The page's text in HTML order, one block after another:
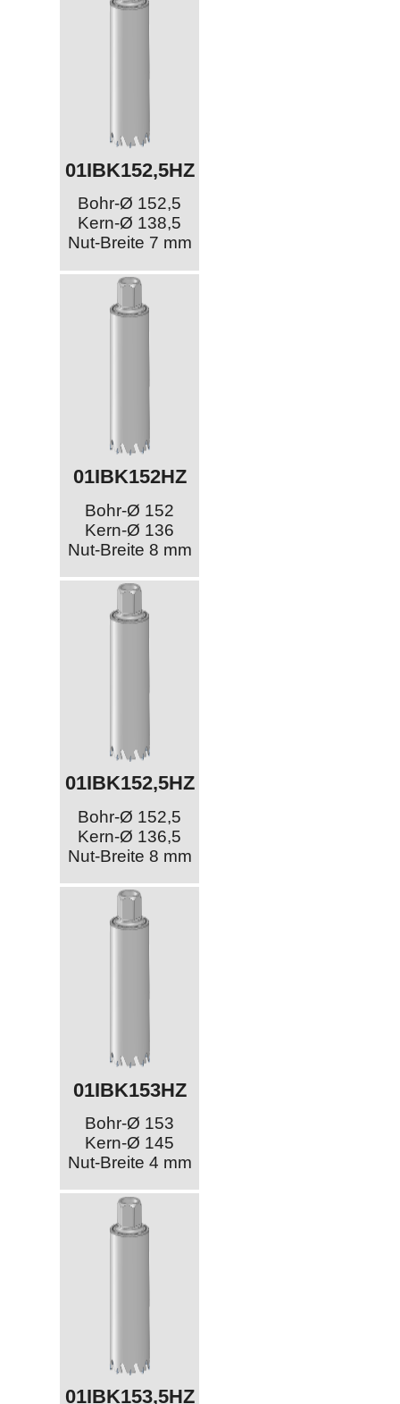
01IBK152,5HZ
Bohr-Ø 152,5
Kern-Ø 138,5
Nut-Breite 7 mm
01IBK152HZ
Bohr-Ø 152
Kern-Ø 136
Nut-Breite 8 mm
01IBK152,5HZ
Bohr-Ø 152,5
Kern-Ø 136,5
Nut-Breite 8 mm
01IBK153HZ
Bohr-Ø 153
Kern-Ø 145
Nut-Breite 4 mm
01IBK153,5HZ